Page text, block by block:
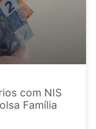
com NIS
Família